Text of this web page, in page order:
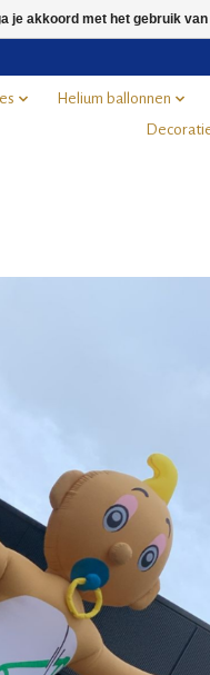
Helium ballonnen
je akkoord met het gebruik